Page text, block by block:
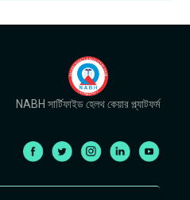
NABH সার্টিফাইড হেলথ কেয়ার প্ল্যাটফর্ম